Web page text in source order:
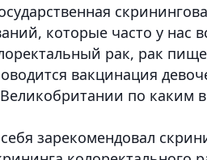
которые часто у нас
рак, рак
вакцинация
по каким
зарекомендовал